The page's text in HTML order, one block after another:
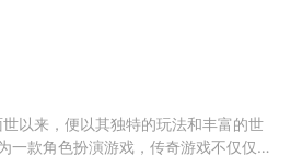
以来，便以其独特的玩法和丰富的世
一款角色扮演游戏，传奇游戏不仅仅是